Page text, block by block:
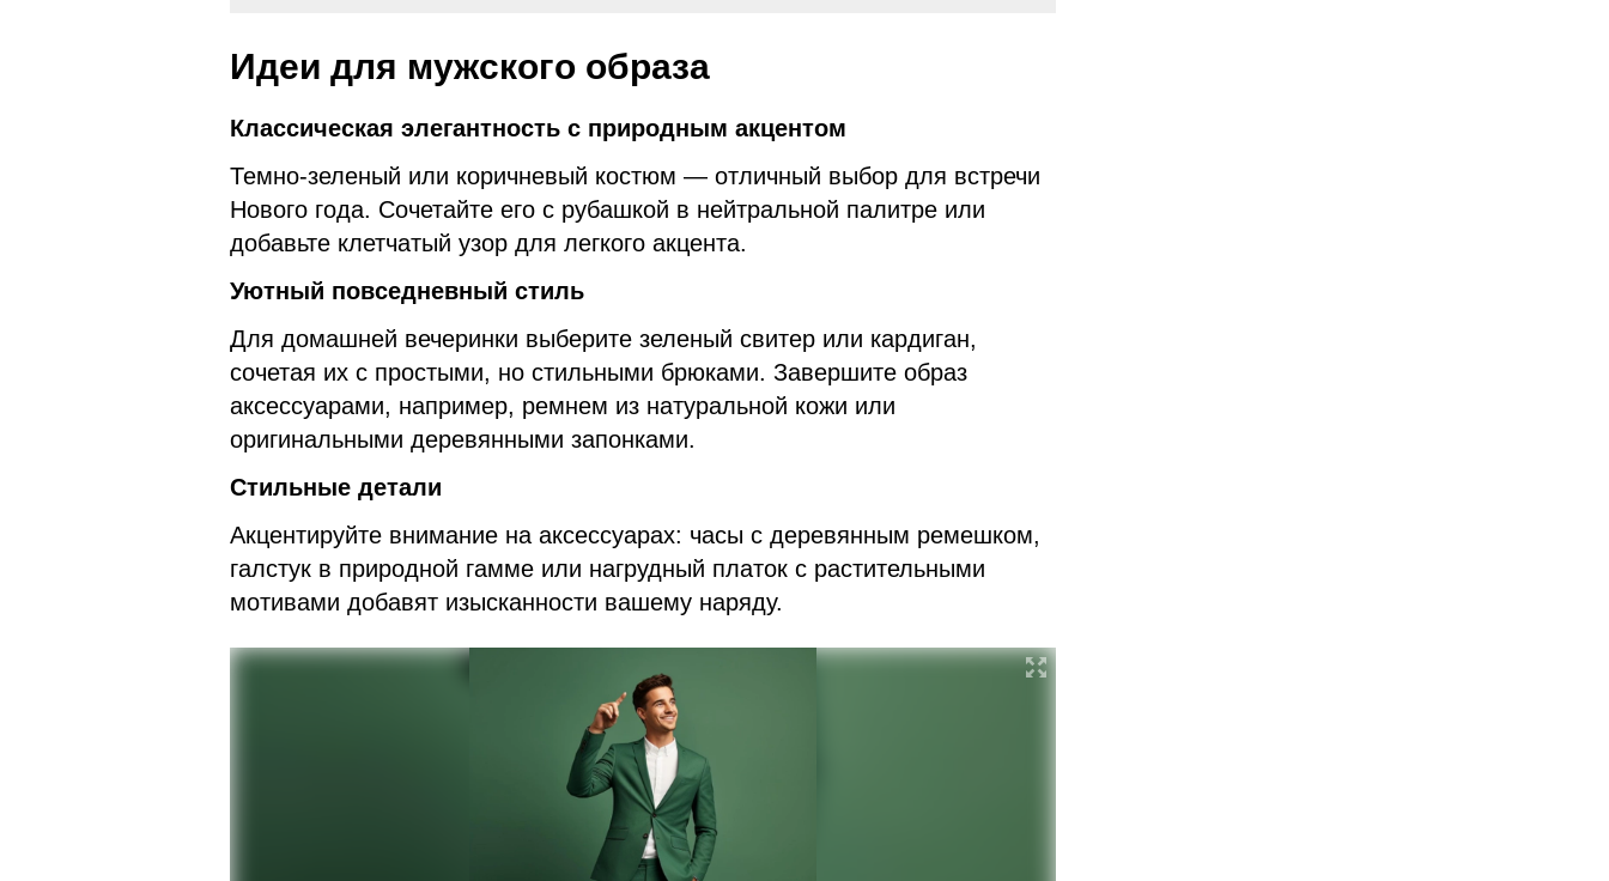
Идеи для мужского образа
Классическая элегантность с природным акцентом
Темно-зеленый или коричневый костюм — отличный выбор для встречи
Нового года. Сочетайте его с рубашкой в нейтральной палитре или
добавьте клетчатый узор для легкого акцента.
Уютный повседневный стиль
Для домашней вечеринки выберите зеленый свитер или кардиган,
сочетая их с простыми, но стильными брюками. Завершите образ
аксессуарами, например, ремнем из натуральной кожи или
оригинальными деревянными запонками.
Стильные детали
Акцентируйте внимание на аксессуарах: часы с деревянным ремешком,
галстук в природной гамме или нагрудный платок с растительными
мотивами добавят изысканности вашему наряду.